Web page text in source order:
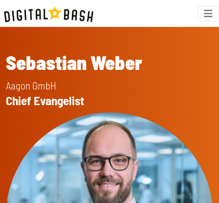
Sebastian Weber
Aagon GmbH
Chief Evangelist